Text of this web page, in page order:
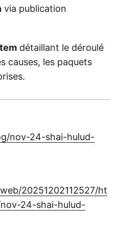
via publication
détaillant le déroulé
causes, les paquets
nov-24-shai-hulud-
20251202112527/ht
24-shai-hulud-